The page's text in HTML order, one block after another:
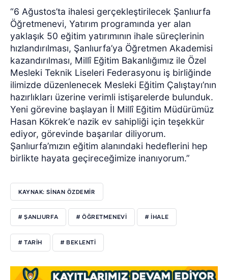
“6 Ağustos’ta ihalesi gerçekleştirilecek Şanlıurfa
Öğretmenevi, Yatırım programında yer alan
yaklaşık 50 eğitim yatırımının ihale süreçlerinin
hızlandırılması, Şanlıurfa’ya Öğretmen Akademisi
kazandırılması, Millî Eğitim Bakanlığımız ile Özel
Mesleki Teknik Liseleri Federasyonu iş birliğinde
ilimizde düzenlenecek Mesleki Eğitim Çalıştayı’nın
hazırlıkları üzerine verimli istişarelerde bulunduk.
Yeni görevine başlayan İl Millî Eğitim Müdürümüz
Hasan Kökrek‘e nazik ev sahipliği için teşekkür
ediyor, görevinde başarılar diliyorum.
Şanlıurfa’mızın eğitim alanındaki hedeflerini hep
birlikte hayata geçireceğimize inanıyorum.”
KAYNAK: SİNAN ÖZDEMİR
# ŞANLIURFA # ÖĞRETMENEVİ # İHALE
# TARİH # BEKLENTİ